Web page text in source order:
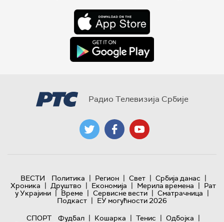
Радио Телевизија Србије
ВЕСТИ Политика | Регион | Свет | Србија данас |
Хроника | Друштво | Економија | Мерила времена | Рат
у Украјини | Време | Сервисне вести | Сматрачница |
Подкаст | ЕУ могућности 2026
СПОРТ
Фудбал | Кошарка | Тенис | Одбојка |